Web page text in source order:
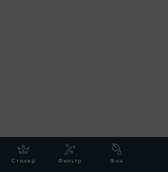
Стикер Фильтр Фон